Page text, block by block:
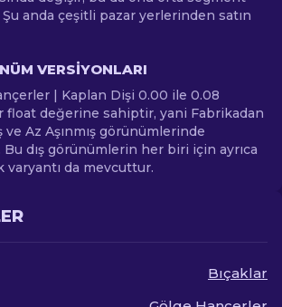
anda çeşitli pazar yerlerinden satın
VERSIYONLARI
| Kaplan Dişi 0.00 ile 0.08
float değerine sahiptir, yani Fabrikadan
ve Az Aşınmış görünümlerinde
dış görünümlerin her biri için ayrıca
varyantı da mevcuttur.
Bıçaklar